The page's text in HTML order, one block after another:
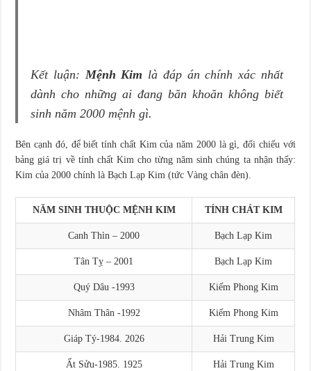
Kết luận:Mệnh Kim là đáp án chính xác nhất
dành cho những ai đang băn khoăn không biết
sinh năm 2000 mệnh gì.
Bên cạnh đó, để biết tính chất Kim của năm 2000 là gì, đối chiếu với
bảng giá trị về tính chất Kim cho từng năm sinh chúng ta nhận thấy:
Kim của 2000 chính là Bạch Lạp Kim (tức Vàng chân đèn).
NĂM SINH THUỘC MỆNH KIM TÍNH CHÁT KIM
Canh Thìn – 2000 Bạch Lạp Kim
Tân Tỵ – 2001 Bạch Lạp Kim
Quý Dâu -1993 Kiếm Phong Kim
Nhâm Thân -1992 Kiếm Phong Kim
Giáp Tý-1984. 2026 Hải Trung Kim
Ất Sửu-1985. 1925 Hải Trung Kim